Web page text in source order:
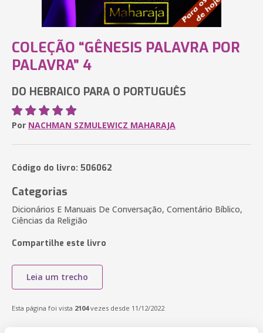
COLEÇÃO “GÊNESIS PALAVRA POR
PALAVRA” 4
DO HEBRAICO PARA O PORTUGUÊS
Por NACHMAN SZMULEWICZ MAHARAJA
Código do livro: 506062
Categorias
Dicionários E Manuais De Conversação, Comentário Bíblico,
Ciências da Religião
Compartilhe este livro
Leia um trecho
Esta página foi vista 2104vezes desde 11/12/2022